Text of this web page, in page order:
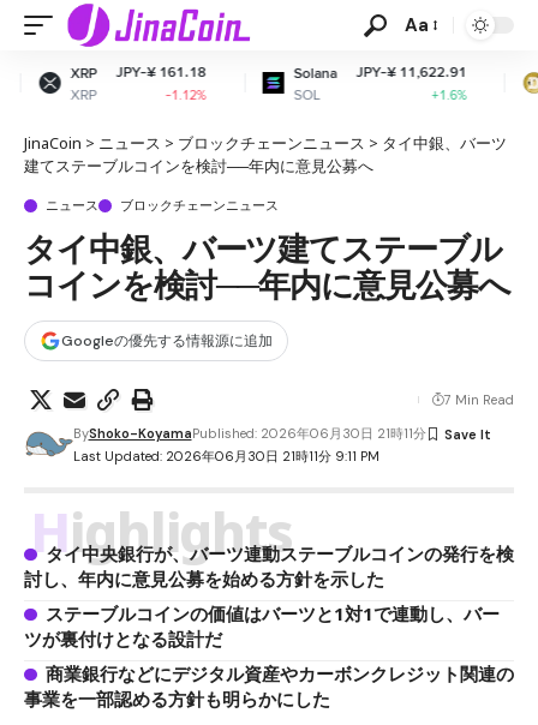
Aa
¥ 161.18
-1.12%
Solana
SOL
JPY-¥ 11,622.91
+1.6%
Dogecoin
DOGE
JinaCoin > ニュース > ブロックチェーンニュース > タイ中銀、バーツ
建てステーブルコインを検討──年内に意見公募へ
ニュース ブロックチェーンニュース
タイ中銀、バーツ建てステーブル
コインを検討──年内に意見公募へ
Googleの優先する情報源に追加
Last Updated: 2026年06月30日 21時11分 9:11 PM
ByShoko-KoyamaPublished: 2026年06月30日 21時11分
7 Min Read
Highlights
タイ中央銀行が、バーツ連動ステーブルコインの発行を検
討し、年内に意見公募を始める方針を示した
ステーブルコインの価値はバーツと1対1で連動し、バー
ツが裏付けとなる設計だ
商業銀行などにデジタル資産やカーボンクレジット関連の
事業を一部認める方針も明らかにした